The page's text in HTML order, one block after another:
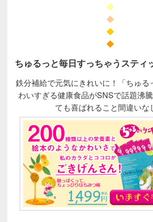
◆
◆
◆
◆
ちゅるっと毎日すっちゃうスティ
鉄分補給で元気にきれいに！「ちゅる
わいすぎる健康食品がSNSで話題沸
ても喜ばれること間違いな